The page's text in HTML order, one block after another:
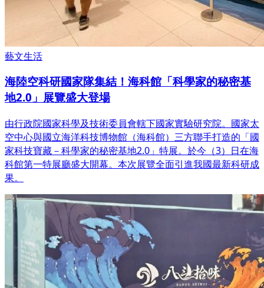
藝文生活
海陸空科研國家隊集結！海科館「科學家的秘密基
地2.0」展覽盛大登場
由行政院國家科學及技術委員會轄下國家實驗研究院。國家太
空中心與國立海洋科技博物館（海科館）三方聯手打造的「國
家科技寶藏－科學家的秘密基地2.0」特展。於今（3）日在海
科館第一特展廳盛大開幕。本次展覽全面引進我國最新科研成
果。